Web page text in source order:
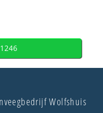
Wolfshuis